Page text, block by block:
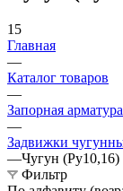
15
Главная
—
Каталог товаров
—
Запорная арматура
—
Задвижки
—Чугун (Ру10,16)
Фильтр